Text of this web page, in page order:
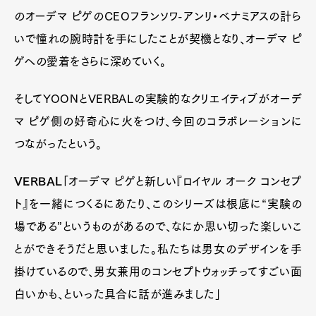
のオーデマ ピゲのCEOフランソワ-アンリ・ベナミアスの計ら
いで憧れの腕時計を手にしたことが契機となり、オーデマ ピ
ゲへの愛着をさらに深めていく。
そしてYOONとVERBALの実験的なクリエイティブがオーデ
マ ピゲ側の好奇心に火をつけ、今回のコラボレーションに
つながったという。
VERBAL
「オーデマ ピゲと新しい『ロイヤル オーク コンセプ
ト』を一緒につくるにあたり、このシリーズは根底に“実験の
場である”というものがあるので、なにか思い切った楽しいこ
とができそうだと思いました。私たちは男女のデザインを手
掛けているので、男女兼用のコンセプトウォッチってすごい面
白いかも、といった具合に話が進みました」